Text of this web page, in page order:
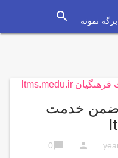
برگه نمونه search
ضمن خدمت
person
chat_bubble
0